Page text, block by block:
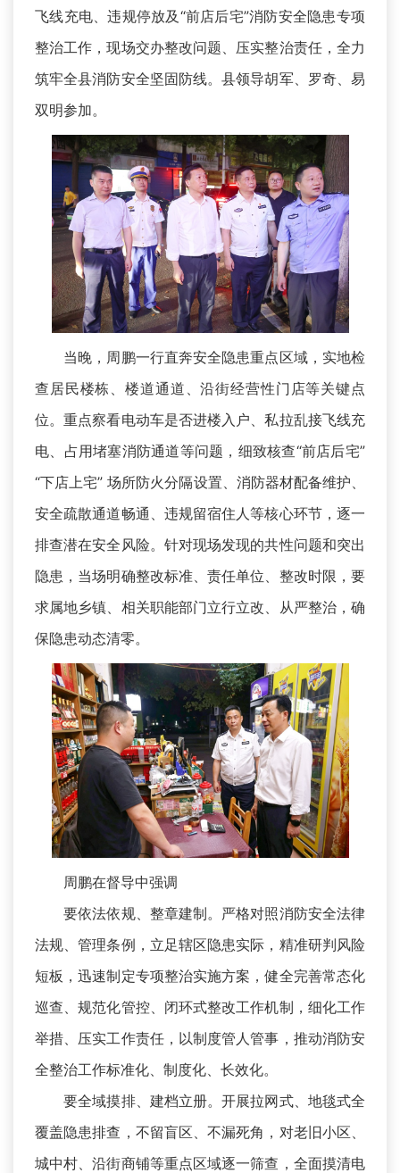
飞线充电、违规停放及“前店后宅”消防安全隐患专项
整治工作，现场交办整改问题、压实整治责任，全力
筑牢全县消防安全坚固防线。县领导胡军、罗奇、易
双明参加。
当晚，周鹏一行直奔安全隐患重点区域，实地检
查居民楼栋、楼道通道、沿街经营性门店等关键点
位。重点察看电动车是否进楼入户、私拉乱接飞线充
电、占用堵塞消防通道等问题，细致核查“前店后宅”
“下店上宅” 场所防火分隔设置、消防器材配备维护、
安全疏散通道畅通、违规留宿住人等核心环节，逐一
排查潜在安全风险。针对现场发现的共性问题和突出
隐患，当场明确整改标准、责任单位、整改时限，要
求属地乡镇、相关职能部门立行立改、从严整治，确
保隐患动态清零。
周鹏在督导中强调
要依法依规、整章建制。严格对照消防安全法律
法规、管理条例，立足辖区隐患实际，精准研判风险
短板，迅速制定专项整治实施方案，健全完善常态化
巡查、规范化管控、闭环式整改工作机制，细化工作
举措、压实工作责任，以制度管人管事，推动消防安
全整治工作标准化、制度化、长效化。
要全域摸排、建档立册。开展拉网式、地毯式全
覆盖隐患排查，不留盲区、不漏死角，对老旧小区、
城中村、沿街商铺等重点区域逐一筛查，全面摸清电